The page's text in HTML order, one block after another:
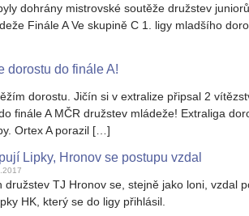
dohrány mistrovské soutěže družstev
Finále A Ve skupině C 1. ligy mladšího
dorostu do finále A!
dorostu. Jičín si v extralize připsal 2
finále A MČR družstev mládeže! Extraliga
Ortex A porazil […]
Lipky, Hronov se postupu vzdal
družstev TJ Hronov se, stejně jako loni, vzdal
HK, který se do ligy přihlásil.